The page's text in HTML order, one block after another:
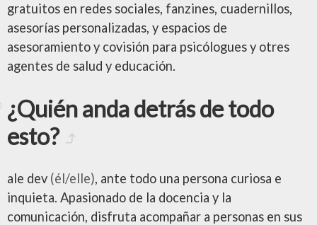
gratuitos en redes sociales, fanzines, cuadernillos,
asesorías personalizadas, y espacios de
asesoramiento y covisión para psicólogues y otres
agentes de salud y educación.
¿Quién anda detrás de todo
esto?
ale dev (él/elle), ante todo una persona curiosa e
inquieta. Apasionado de la docencia y la
comunicación, disfruta acompañar a personas en sus